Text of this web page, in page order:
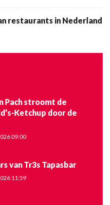
restaurants in Nederland
Pach stroomt de
Ketchup door de
09:00
van Tr3s Tapasbar
11:59